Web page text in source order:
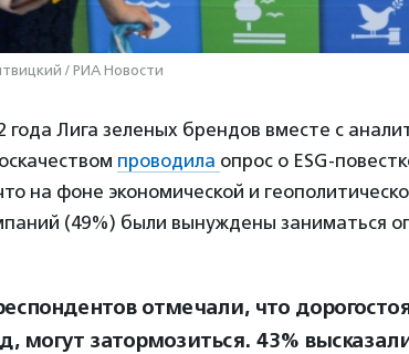
/ РИА Новости
года Лига зеленых брендов вместе с
проводила опрос о ESG-
на фоне экономической и
(49%) были вынуждены заниматься
отмечали, что
могут затормозиться. 43%